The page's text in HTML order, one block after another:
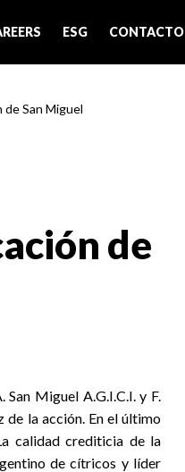
ESG CONTACTO
de San Miguel
de
Miguel A.G.I.C.I. y F.
de la acción. En el último
calidad crediticia de la
de cítricos y líder